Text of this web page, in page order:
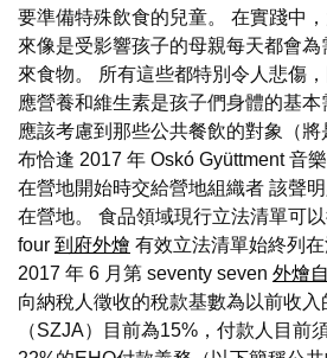
要準備特殊飲食的兒童。 在實踐中
來像是受影響孩子的母親每天都會
來食物。 所有這些都特別令人悲傷
應營養和維生素是孩子們身體的基
應該考慮到那些公共餐飲的對象（
布恰逢 2017 年 Oskó Gyüttment 音
在營地開始時交給營地組織者 該聲
在營地。 食品領域現行立法清單可
four 到府外燴 有效立法清單始終列
2017 年 6 月第 seventy seven 外燴
向納稅人徵收的稅款基數為以前收
（SZJA）目前為15%，付款人目前